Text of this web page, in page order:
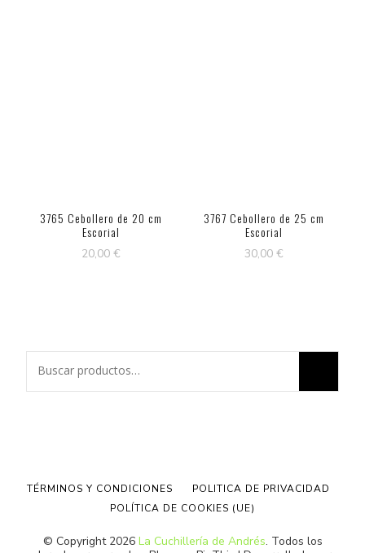
3765 Cebollero de 20 cm
Escorial
20,00€
3767 Cebollero de 25 cm
Escorial
30,00 €
Buscar
© Copyright 2026 La Cuchillería de Andrés. Todos los
TÉRMINOS Y CONDICIONES
POLITICA DE PRIVACIDAD
POLÍTICA DE COOKIES (UE)